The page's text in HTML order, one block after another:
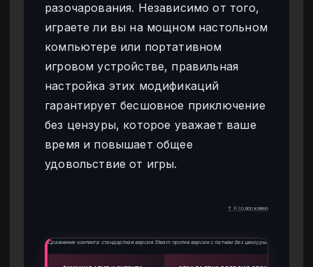
разочарования. Независимо от того,
играете ли вы на мощном настольном
компьютере или портативном
игровом устройстве, правильная
настройка этих модификаций
гарантирует бесшовное приключение
без цензуры, которое уважает ваше
время и повышает общее
удовольствие от игры.
↑ К содержанию
Сравнение контента: стандартная версия Steam против версии с патчем без цензуры